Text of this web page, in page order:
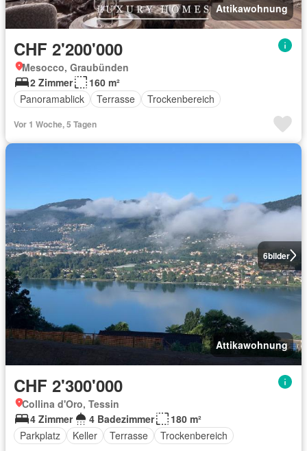
Attikawohnung
CHF 2'200'000
Mesocco, Graubünden
2 Zimmer
160 m²
Panoramablick
Terrasse Trockenbereich
Vor 1 Woche, 5 Tagen
6bilder
Attikawohnung
CHF 2'300'000
Collina d'Oro, Tessin
4 Zimmer
4 Badezimmer
180 m²
Parkplatz
Keller Terrasse Trockenbereich